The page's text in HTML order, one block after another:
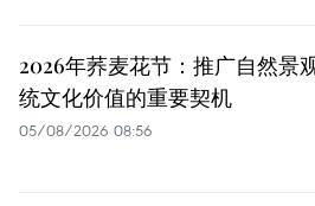
2026年荞麦花节：推广自然景
统文化价值的重要契机
05/08/2026 08:56